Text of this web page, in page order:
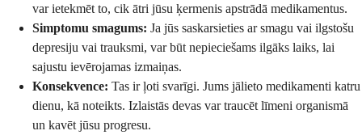
var ietekmēt to, cik ātri jūsu ķermenis apstrādā medikamentus.
Simptomu smagums: Ja jūs saskarsieties ar smagu vai ilgstošu
depresiju vai trauksmi, var būt nepieciešams ilgāks laiks, lai
sajustu ievērojamas izmaiņas.
Konsekvence: Tas ir ļoti svarīgi. Jums jālieto medikamenti katru
dienu, kā noteikts. Izlaistās devas var traucēt līmeni organismā
un kavēt jūsu progresu.